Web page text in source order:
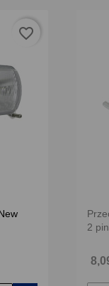
favorite_border
2